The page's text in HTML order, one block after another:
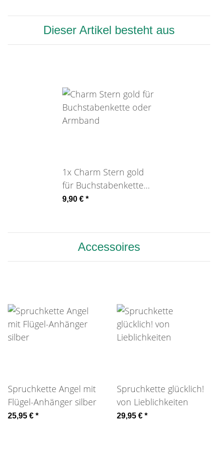
Dieser Artikel besteht aus
1x Charm Stern gold
für Buchstabenkette
oder Armband
9,90 € *
Accessoires
Spruchkette Angel mit
Flügel-Anhänger silber
25,95 € *
Spruchkette glücklich!
von Lieblichkeiten
29,95 € *